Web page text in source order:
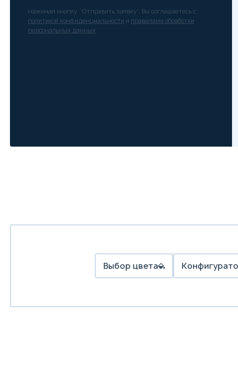
Нажимая кнопку “Отправить заявку”, Вы соглашаетесь с
политикой конфиденциальности и правилами обработки
персональных данных
Выбор цвета